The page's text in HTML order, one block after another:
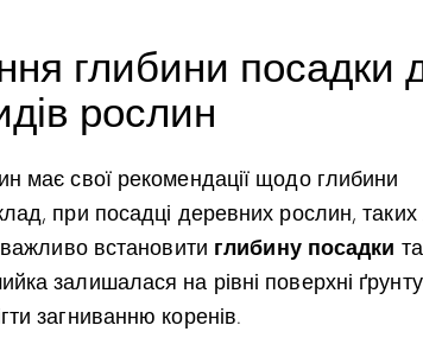
глибини посадки
рослин
має свої рекомендації щодо глибини
при посадці деревних рослин, таких
встановити глибину посадки
залишалася на рівні поверхні
загниванню коренів.